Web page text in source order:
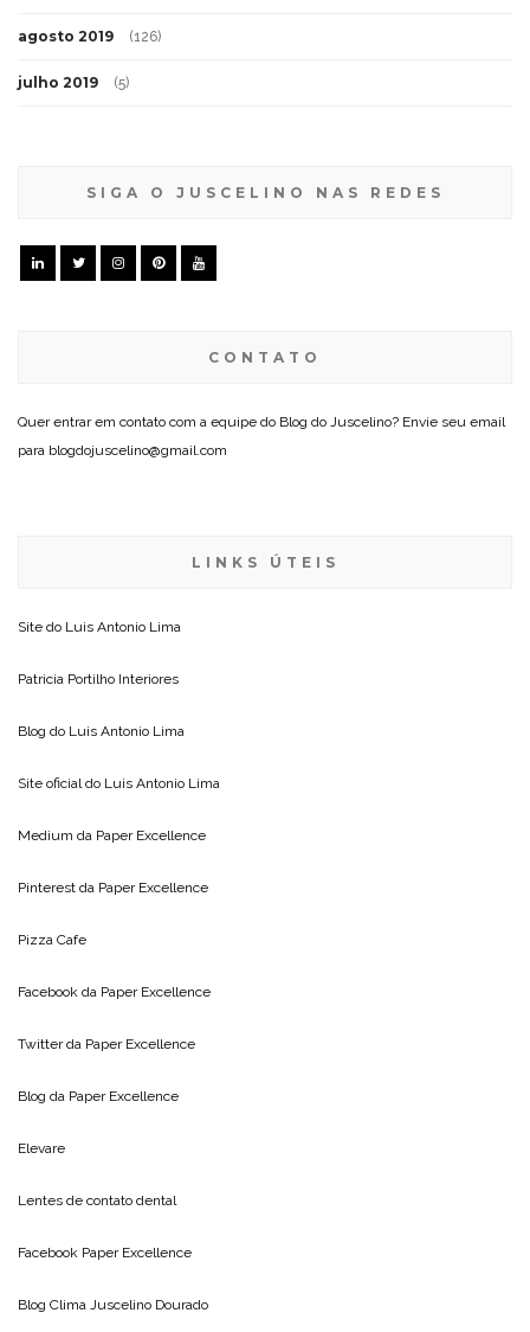
agosto 2019 (126)
julho 2019 (5)
SIGA O JUSCELINO NAS REDES
CONTATO
Quer entrar em contato com a equipe do Blog do Juscelino? Envie seu email
para blogdojuscelino@gmail.com
LINKS ÚTEIS
Site do Luis Antonio Lima
Patricia Portilho Interiores
Blog do Luis Antonio Lima
Site oficial do Luis Antonio Lima
Medium da Paper Excellence
Pinterest da Paper Excellence
Pizza Cafe
Facebook da Paper Excellence
Twitter da Paper Excellence
Blog da Paper Excellence
Elevare
Lentes de contato dental
Facebook Paper Excellence
Blog Clima Juscelino Dourado